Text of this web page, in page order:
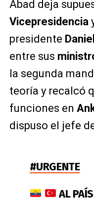
Abad deja
Vicepresidencia
presidente
entre sus
la segunda
teoría y recalcó
funciones en
dispuso el jefe
#URGENTE
AL